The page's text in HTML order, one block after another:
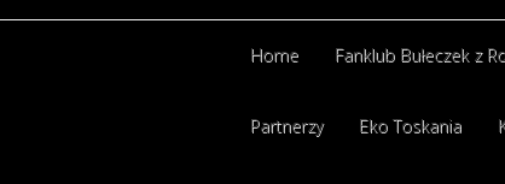
Home Fanklub Bułeczek z
Partnerzy Eko Toskania